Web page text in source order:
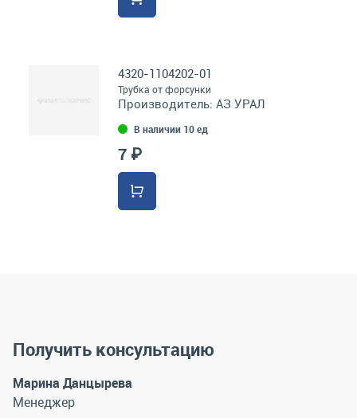
4320-1104202-01
Трубка от форсунки
Производитель: АЗ УРАЛ
В наличии 10 ед
7 ₽
Получить консультацию
Марина Данцырева
Менеджер